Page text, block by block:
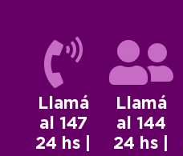
Llamá
al 147
24 hs |
Llamá
al 144
24 hs |